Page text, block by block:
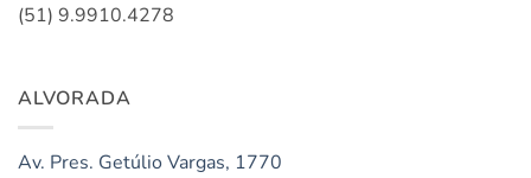
(51) 9.9910.4278
ALVORADA
Av. Pres. Getúlio Vargas, 1770